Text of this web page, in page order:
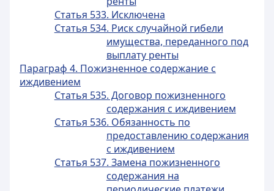
Статья 533. Исключена
Статья 534. Риск случайной гибели
имущества, переданного под
выплату ренты
Параграф 4. Пожизненное содержание с
иждивением
Статья 535. Договор пожизненного
содержания с иждивением
Статья 536. Обязанность по
предоставлению содержания
с иждивением
Статья 537. Замена пожизненного
содержания на